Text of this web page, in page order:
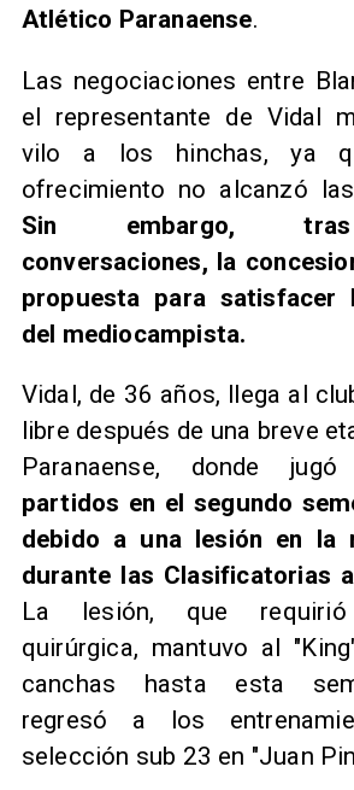
Atlético Paranaense.
Las negociaciones entre
el representante de Vidal
vilo a los hinchas, ya
ofrecimiento no alcanzó
Sin embargo,
conversaciones, la
propuesta para satisfacer
del mediocampista.
Vidal, de 36 años, llega al
libre después de una breve
Paranaense, donde
partidos en el segundo
debido a una lesión en la
durante las Clasificatorias
La lesión, que requirió
quirúrgica, mantuvo al
canchas hasta esta
regresó a los
selección sub 23 en "Juan